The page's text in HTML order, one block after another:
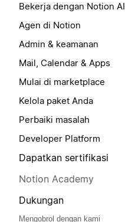
Bekerja dengan Notion AI
Agen di Notion
Admin & keamanan
Mail, Calendar & Apps
Mulai di marketplace
Kelola paket Anda
Perbaiki masalah
Developer Platform
Dapatkan sertifikasi
Notion Academy
Dukungan
Mengobrol dengan kami